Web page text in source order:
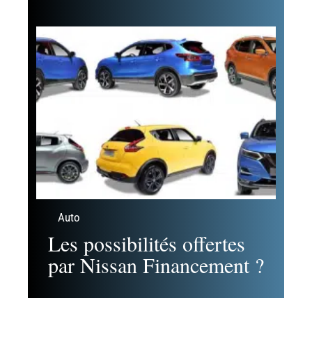
La popularité des crêpes
bretonnes est indétrônable